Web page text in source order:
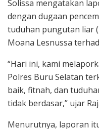
Solissa mengatakan
dengan dugaan
tuduhan pungutan liar
Moana Lesnussa
“Hari ini, kami
Polres Buru Selatan
baik, fitnah, dan
tidak berdasar,” ujar
Menurutnya, laporan